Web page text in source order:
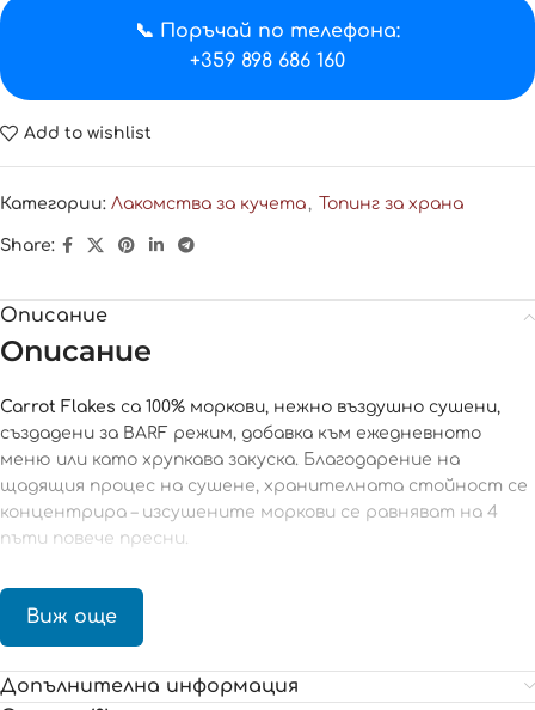
📞 Поръчай по телефона:
+359 898 686 160
Add to wishlist
Категории: Лакомства за кучета, Топинг за храна
Share:
Описание
Описание
Carrot Flakes са 100% моркови, нежно въздушно сушени,
създадени за BARF режим, добавка към ежедневното
меню или като хрупкава закуска. Благодарение на
щадящия процес на сушене, хранителната стойност се
концентрира – изсушените моркови се равняват на 4
пъти повече пресни.
Морковите са отличен източник на бета-каротин,
фибри, витамин A и калий. Високото съдържание на фибри
подпомага здравословното храносмилане и прави
продукта подходящ за кучета с чувствителен стомах.
Виж още
Допълнителна информация